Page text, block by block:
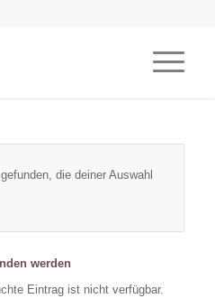
die deiner Auswahl
werden
Eintrag ist nicht verfügbar.